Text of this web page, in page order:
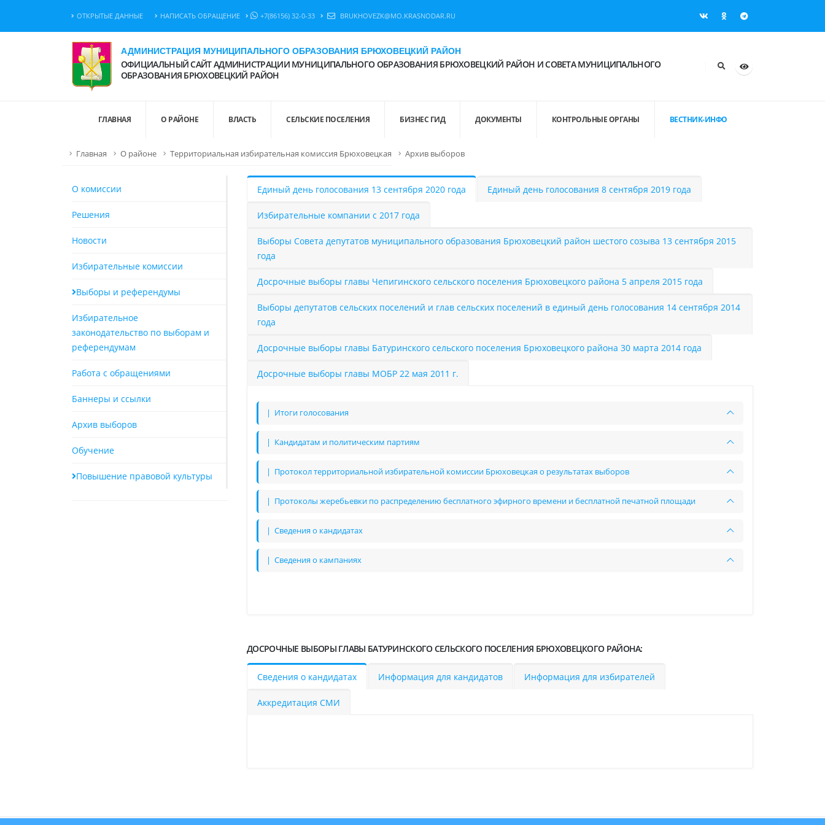
ОТКРЫТЫЕ ДАННЫЕ НАПИСАТЬ ОБРАЩЕНИЕ +7(86156) 32-0-33 BRUKHOVEZK@MO.KRASNODAR.RU
АДМИНИСТРАЦИЯ МУНИЦИПАЛЬНОГО ОБРАЗОВАНИЯ БРЮХОВЕЦКИЙ РАЙОН
ОФИЦИАЛЬНЫЙ САЙТ АДМИНИСТРАЦИИ МУНИЦИПАЛЬНОГО ОБРАЗОВАНИЯ БРЮХОВЕЦКИЙ РАЙОН И СОВЕТА МУНИЦИПАЛЬНОГО
ОБРАЗОВАНИЯ БРЮХОВЕЦКИЙ РАЙОН
ГЛАВНАЯ О РАЙОНЕ ВЛАСТЬ СЕЛЬСКИЕ ПОСЕЛЕНИЯ БИЗНЕС ГИД ДОКУМЕНТЫ КОНТРОЛЬНЫЕ ОРГАНЫ ВЕСТНИК-ИНФО
Главная О районе Территориальная избирательная комиссия Брюховецкая Архив выборов
О комиссии
Решения
Новости
Избирательные комиссии
Выборы и референдумы
Избирательное
законодательство по выборам и
референдумам
Работа с обращениями
Баннеры и ссылки
Архив выборов
Обучение
Повышение правовой культуры
Единый день голосования 13 сентября 2020 года Единый день голосования 8 сентября 2019 года
Избирательные компании с 2017 года
Выборы Совета депутатов муниципального образования Брюховецкий район шестого созыва 13 сентября 2015
года
Досрочные выборы главы Чепигинского сельского поселения Брюховецкого района 5 апреля 2015 года
Выборы депутатов сельских поселений и глав сельских поселений в единый день голосования 14 сентября 2014
года
Досрочные выборы главы Батуринского сельского поселения Брюховецкого района 30 марта 2014 года
Досрочные выборы главы МОБР 22 мая 2011 г.
| Итоги голосования
| Кандидатам и политическим партиям
| Протокол территориальной избирательной комиссии Брюховецкая о результатах выборов
| Протоколы жеребьевки по распределению бесплатного эфирного времени и бесплатной печатной площади
| Сведения о кандидатах
| Сведения о кампаниях
ДОСРОЧНЫЕ ВЫБОРЫ ГЛАВЫ БАТУРИНСКОГО СЕЛЬСКОГО ПОСЕЛЕНИЯ БРЮХОВЕЦКОГО РАЙОНА:
Сведения о кандидатах Информация для кандидатов Информация для избирателей
Аккредитация СМИ